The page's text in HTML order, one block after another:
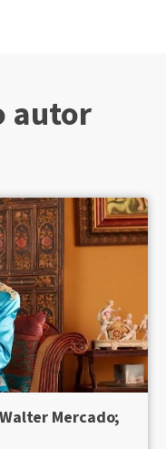
autor
Mercado;